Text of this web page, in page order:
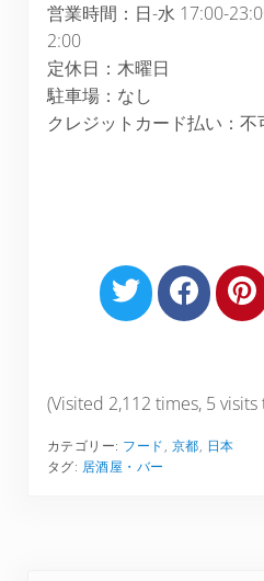
営業時間：日-水 17:00-
2:00
定休日：木曜日
駐車場：なし
クレジットカード払い：不
S
h
e
o
n
S
h
e
o
n
(Visited 2,112 times, 5 visits
カテゴリー: フード, 京都, 日本
タグ: 居酒屋・バー